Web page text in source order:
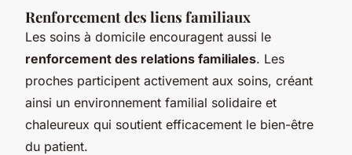
Renforcement des liens familiaux
Les soins à domicile encouragent aussi le
renforcement des relations familiales. Les
proches participent activement aux soins, créant
ainsi un environnement familial solidaire et
chaleureux qui soutient efficacement le bien-être
du patient.